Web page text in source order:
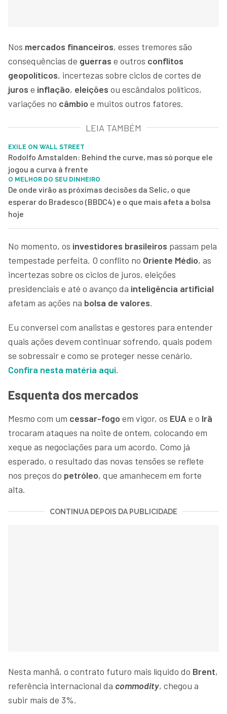
Nos mercados financeiros, esses tremores são
consequências de guerras e outros conflitos
geopolíticos, incertezas sobre ciclos de cortes de
juros e inflação, eleições ou escândalos políticos,
variações no câmbio e muitos outros fatores.
LEIA TAMBÉM
EXILE ON WALL STREET
Rodolfo Amstalden: Behind the curve, mas só porque ele
jogou a curva à frente
O MELHOR DO SEU DINHEIRO
De onde virão as próximas decisões da Selic, o que
esperar do Bradesco (BBDC4) e o que mais afeta a bolsa
hoje
No momento, os investidores brasileiros passam pela
tempestade perfeita. O conflito no Oriente Médio, as
incertezas sobre os ciclos de juros, eleições
presidenciais e até o avanço da inteligência artificial
afetam as ações na bolsa de valores.
Eu conversei com analistas e gestores para entender
quais ações devem continuar sofrendo, quais podem
se sobressair e como se proteger nesse cenário.
Confira nesta matéria aqui.
Esquenta dos mercados
Mesmo com um cessar-fogo em vigor, os EUA e o Irã
trocaram ataques na noite de ontem, colocando em
xeque as negociações para um acordo. Como já
esperado, o resultado das novas tensões se reflete
nos preços do petróleo, que amanhecem em forte
alta.
CONTINUA DEPOIS DA PUBLICIDADE
Nesta manhã, o contrato futuro mais líquido do Brent,
referência internacional da commodity, chegou a
subir mais de 3%.